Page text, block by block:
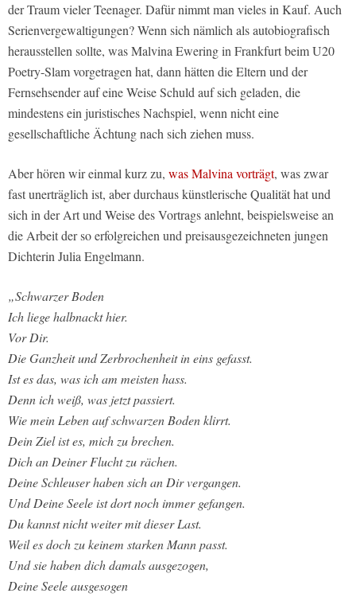
der Traum vieler Teenager. Dafür nimmt man vieles in Kauf. Auch
Serienvergewaltigungen? Wenn sich nämlich als autobiografisch
herausstellen sollte, was Malvina Ewering in Frankfurt beim U20
Poetry-Slam vorgetragen hat, dann hätten die Eltern und der
Fernsehsender auf eine Weise Schuld auf sich geladen, die
mindestens ein juristisches Nachspiel, wenn nicht eine
gesellschaftliche Ächtung nach sich ziehen muss.
Aber hören wir einmal kurz zu, was Malvina vorträgt, was zwar
fast unerträglich ist, aber durchaus künstlerische Qualität hat und
sich in der Art und Weise des Vortrags anlehnt, beispielsweise an
die Arbeit der so erfolgreichen und preisausgezeichneten jungen
Dichterin Julia Engelmann.
„Schwarzer Boden
Ich liege halbnackt hier.
Vor Dir.
Die Ganzheit und Zerbrochenheit in eins gefasst.
Ist es das, was ich am meisten hass.
Denn ich weiß, was jetzt passiert.
Wie mein Leben auf schwarzen Boden klirrt.
Dein Ziel ist es, mich zu brechen.
Dich an Deiner Flucht zu rächen.
Deine Schleuser haben sich an Dir vergangen.
Und Deine Seele ist dort noch immer gefangen.
Du kannst nicht weiter mit dieser Last.
Weil es doch zu keinem starken Mann passt.
Und sie haben dich damals ausgezogen,
Deine Seele ausgesogen